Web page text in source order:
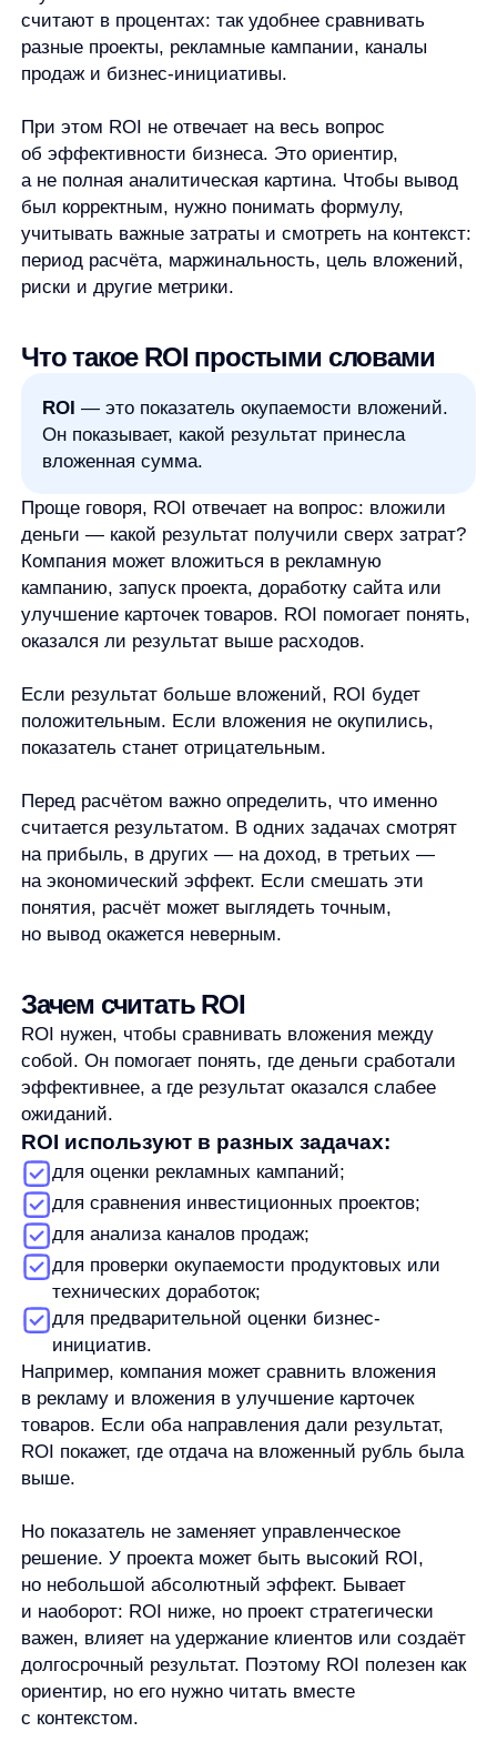
учитывать важные затраты и смотреть на контекст:
период расчёта, маржинальность, цель вложений,
риски и другие метрики.
Что такое ROI простыми словами
ROI— это показатель окупаемости вложений.
Он показывает, какой результат принесла
вложенная сумма.
Проще говоря, ROI отвечает на вопрос: вложили
деньги — какой результат получили сверх затрат?
Компания может вложиться в рекламную
оказался ли результат выше расходов.
Если результат больше вложений, ROI будет
положительным. Если вложения не окупились,
показатель станет отрицательным.
считается результатом. В одних задачах смотрят
на прибыль, в других — на доход, в третьих —
на экономический эффект. Если смешать эти
понятия, расчёт может выглядеть точным,
ROI нужен, чтобы сравнивать вложения между
собой. Он помогает понять, где деньги сработали
эффективнее, а где результат оказался слабее
ожиданий.
для оценки рекламных кампаний;
для сравнения инвестиционных проектов;
для анализа каналов продаж;
для проверки окупаемости продуктовых или
технических доработок;
для предварительной оценки бизнес-
в рекламу и вложения в улучшение карточек
ROI покажет, где отдача на вложенный рубль была
выше.
Но показатель не заменяет управленческое
решение. У проекта может быть высокий ROI,
но небольшой абсолютный эффект. Бывает
и наоборот: ROI ниже, но проект стратегически
важен, влияет на удержание клиентов или создаёт
долгосрочный результат. Поэтому ROI полезен как
ориентир, но его нужно читать вместе
с контекстом.
Формула ROI
Базовая формула ROI выглядит так:
ROI = (чистый результат / вложения) x 100%
В прикладном виде её часто записывают так:
ROI = ((результат от вложений − затраты) /
затраты) x 100%
Где:
результат от вложений— то, что компания
получила после вложения денег;
затраты— сумма, которую включили в расчёт;
чистый результат— разница между
полученным результатом и затратами;
x 100%— перевод результата в проценты.
Главная сложность не в формуле, а в данных,
которые в неё подставляют. Если учитывать только